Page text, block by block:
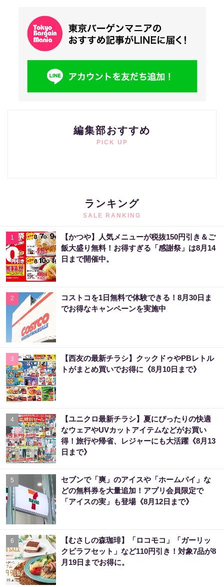
編集部おすすめ
PICK UP
ランキング
SALE RANKING
1
【かつや】人気メニューが税抜150円引き＆ご
飯大盛り無料！お得すぎる「感謝祭」は8月14
日まで開催中。
2
コストコを1日無料で体験できる！8月30日ま
でお得なキャンペーンを実施中
3
【西友の最新チラシ】クックドゥやPBレトル
トがまとめ買いでお得に《8月10日まで》
4
【ユニクロ最新チラシ】夏にぴったりの快適
なウェアやUVカットアイテムなどがお買い
得！旅行や帰省、レジャーにも大活躍《8月13
日まで》
5
セブンで「爽」のアイスや「ホームパイ」な
どの無料券を大量追加！アプリ会員限定で
「アイスの実」も登場《8月12日まで》
6
【むさしの森珈琲】「ロコモコ」「ガーリッ
クピラフセット」など110円引き！対象7品が8
月19日までお得に。